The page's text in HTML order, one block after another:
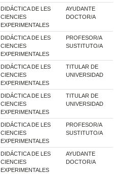
DIDÁCTICA DE LES
CIENCIES
EXPERIMENTALES
AYUDANTE
DOCTOR/A
DIDÁCTICA DE LES
CIENCIES
EXPERIMENTALES
PROFESOR/A
SUSTITUTO/A
DIDÁCTICA DE LES
CIENCIES
EXPERIMENTALES
TITULAR DE
UNIVERSIDAD
DIDÁCTICA DE LES
CIENCIES
EXPERIMENTALES
TITULAR DE
UNIVERSIDAD
DIDÁCTICA DE LES
CIENCIES
EXPERIMENTALES
PROFESOR/A
SUSTITUTO/A
DIDÁCTICA DE LES
CIENCIES
EXPERIMENTALES
AYUDANTE
DOCTOR/A